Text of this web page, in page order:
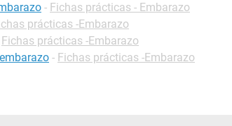
- Fichas prácticas - Embarazo
prácticas -Embarazo
Fichas prácticas -Embarazo
- Fichas prácticas -Embarazo